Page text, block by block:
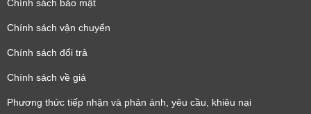
Chính sách bảo mật
Chính sách vận chuyển
Chính sách đổi trả
Chính sách về giá
Phương thức tiếp nhận và phản ánh, yêu cầu, khiêu nại